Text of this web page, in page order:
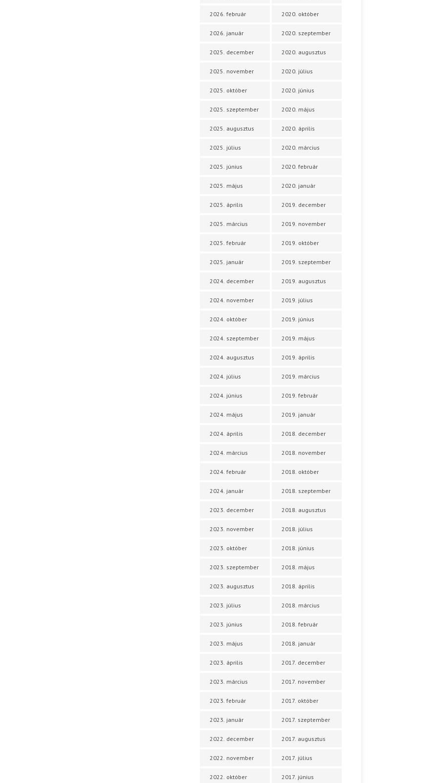
2026. február
2026. január
2025. december
2025. november
2025. október
2025. szeptember
2025. augusztus
2025. július
2025. június
2025. május
2025. április
2025. március
2025. február
2025. január
2024. december
2024. november
2024. október
2024. szeptember
2024. augusztus
2024. július
2024. június
2024. május
2024. április
2024. március
2024. február
2024. január
2023. december
2023. november
2023. október
2023. szeptember
2023. augusztus
2023. július
2023. június
2023. május
2023. április
2023. március
2023. február
2023. január
2022. december
2022. november
2022. október
2020. október
2020. szeptember
2020. augusztus
2020. július
2020. június
2020. május
2020. április
2020. március
2020. február
2020. január
2019. december
2019. november
2019. október
2019. szeptember
2019. augusztus
2019. július
2019. június
2019. május
2019. április
2019. március
2019. február
2019. január
2018. december
2018. november
2018. október
2018. szeptember
2018. augusztus
2018. július
2018. június
2018. május
2018. április
2018. március
2018. február
2018. január
2017. december
2017. november
2017. október
2017. szeptember
2017. augusztus
2017. július
2017. június